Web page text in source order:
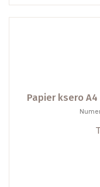
Papier ksero A4